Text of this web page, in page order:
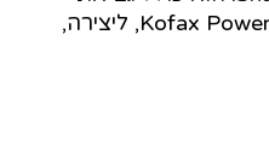
תוכנת עיבוד התמונות המובילה בתעשייה Kofax VRS (עם AIPE) ואת Kofax Power PDF, ליצירה,